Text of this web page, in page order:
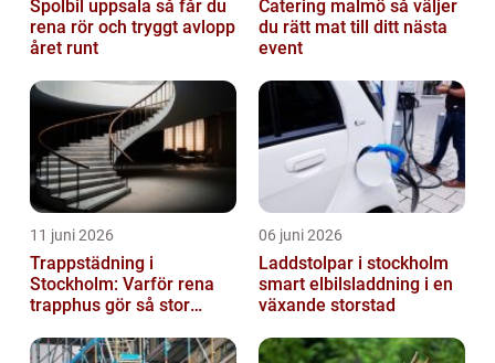
Spolbil uppsala så får du
rena rör och tryggt avlopp
året runt
Catering malmö så väljer
du rätt mat till ditt nästa
event
11 juni 2026
Trappstädning i
Stockholm: Varför rena
trapphus gör så stor
06 juni 2026
Laddstolpar i stockholm
smart elbilsladdning i en
växande storstad